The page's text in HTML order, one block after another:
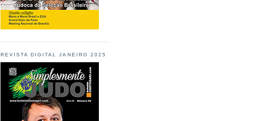
REVISTA DIGITAL JANEIRO 2025